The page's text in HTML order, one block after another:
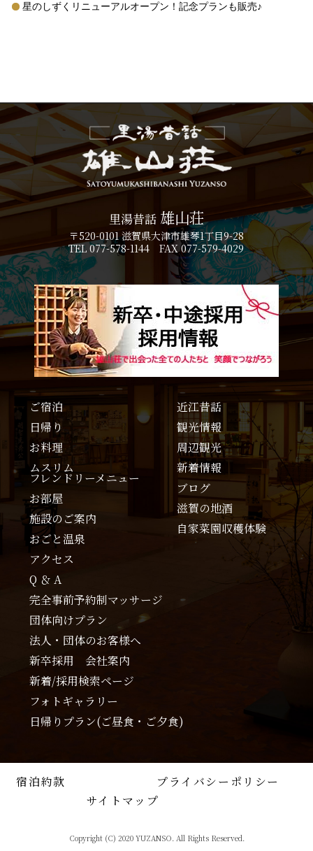
星のしずくリニューアルオープン！記念プランも販売♪
里湯昔話雄山荘
〒520-0101 滋賀県大津市雄琴1丁目9-28
TEL 077-578-1144 FAX 077-579-4029
ご宿泊
日帰り
お料理
ムスリム
フレンドリーメニュー
お部屋
施設のご案内
おごと温泉
アクセス
近江昔話
観光情報
周辺観光
新着情報
ブログ
滋賀の地酒
自家菜園収穫体験
Q ＆ A
完全事前予約制マッサージ
団体向けプラン
法人・団体のお客様へ
新卒採用 会社案内
新着/採用検索ページ
フォトギャラリー
日帰りプラン(ご昼食・ご夕食)
宿泊約款
プライバシーポリシー
サイトマップ
Copyright (C) 2020 YUZANSO. All Rights Reserved.